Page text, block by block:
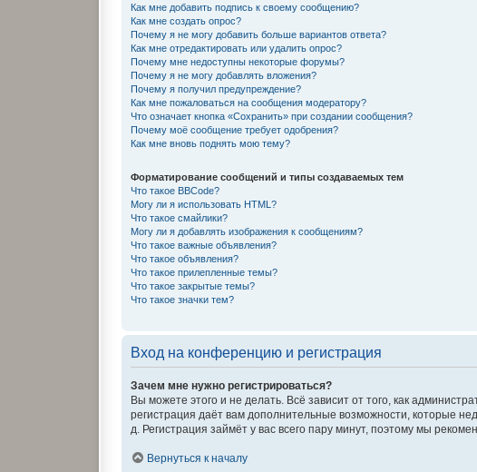
Как мне добавить подпись к своему сообщению?
Как мне создать опрос?
Почему я не могу добавить больше вариантов ответа?
Как мне отредактировать или удалить опрос?
Почему мне недоступны некоторые форумы?
Почему я не могу добавлять вложения?
Почему я получил предупреждение?
Как мне пожаловаться на сообщения модератору?
Что означает кнопка «Сохранить» при создании сообщения?
Почему моё сообщение требует одобрения?
Как мне вновь поднять мою тему?
Форматирование сообщений и типы создаваемых тем
Что такое BBCode?
Могу ли я использовать HTML?
Что такое смайлики?
Могу ли я добавлять изображения к сообщениям?
Что такое важные объявления?
Что такое объявления?
Что такое прилепленные темы?
Что такое закрытые темы?
Что такое значки тем?
Вход на конференцию и регистрация
Зачем мне нужно регистрироваться?
Вы можете этого и не делать. Всё зависит от того, как
регистрация даёт вам дополнительные возможности, которые
д. Регистрация займёт у вас всего пару минут, поэтому мы
Вернуться к началу